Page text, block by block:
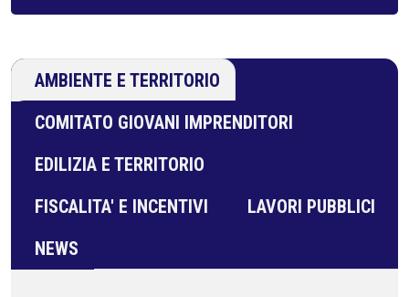
AMBIENTE E TERRITORIO
COMITATO GIOVANI IMPRENDITORI
EDILIZIA E TERRITORIO
FISCALITA' E INCENTIVI
LAVORI PUBBLICI
NEWS